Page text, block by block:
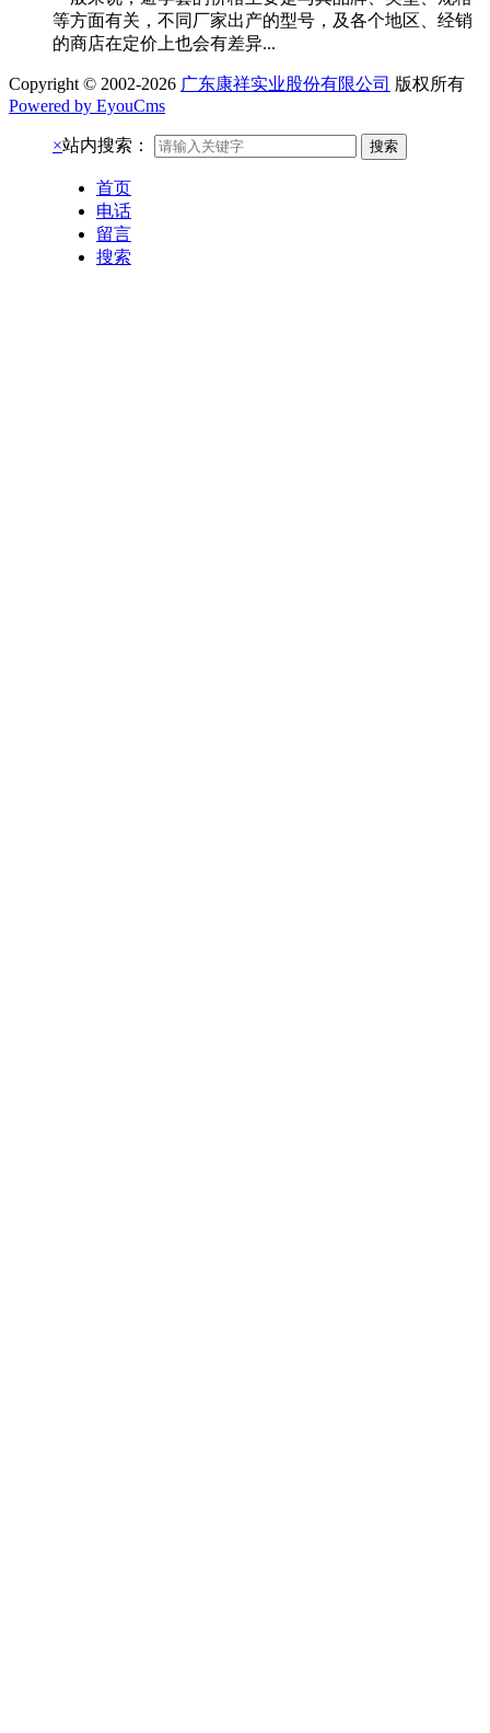
等方面有关，不同厂家出产的型号，及各个地区、经销
的商店在定价上也会有差异...
Copyright © 2002-2026 广东康祥实业股份有限公司 版权所有
Powered by EyouCms
×站内搜索： 搜索
首页
电话
留言
搜索